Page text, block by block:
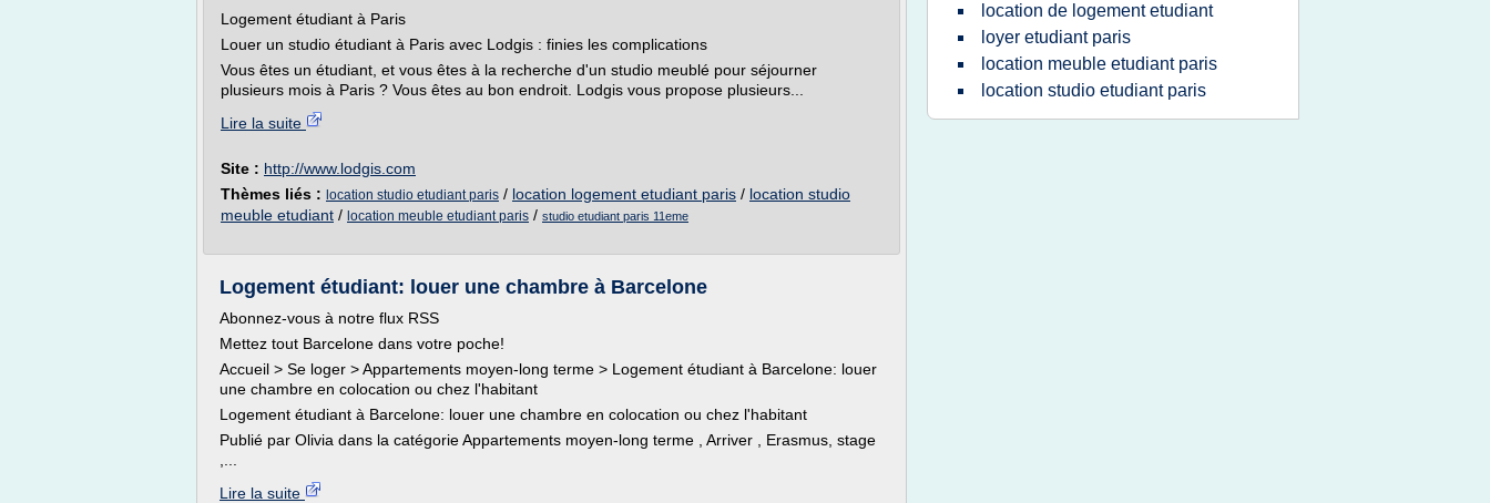
Logement étudiant à Paris
Louer un studio étudiant à Paris avec Lodgis : finies les complications
Vous êtes un étudiant, et vous êtes à la recherche d'un studio meublé pour séjourner
plusieurs mois à Paris ? Vous êtes au bon endroit. Lodgis vous propose plusieurs...
Lire la suite
Site : http://www.lodgis.com
Thèmes liés : location studio etudiant paris / location logement etudiant paris / location studio
meuble etudiant / location meuble etudiant paris / studio etudiant paris 11eme
Logement étudiant: louer une chambre à Barcelone
Abonnez-vous à notre flux RSS
Mettez tout Barcelone dans votre poche!
Accueil > Se loger > Appartements moyen-long terme > Logement étudiant à Barcelone: louer
une chambre en colocation ou chez l'habitant
Logement étudiant à Barcelone: louer une chambre en colocation ou chez l'habitant
Publié par Olivia dans la catégorie Appartements moyen-long terme , Arriver , Erasmus, stage
Lire la suite
location de logement etudiant
loyer etudiant paris
location meuble etudiant paris
location studio etudiant paris